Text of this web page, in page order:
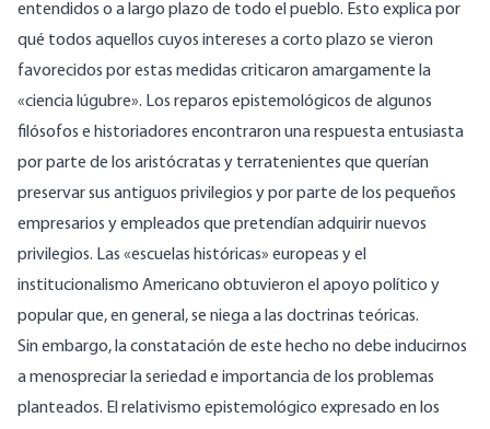
entendidos o a largo plazo de todo el pueblo. Esto explica por
qué todos aquellos cuyos intereses a corto plazo se vieron
favorecidos por estas medidas criticaron amargamente la
«ciencia lúgubre». Los reparos epistemológicos de algunos
filósofos e historiadores encontraron una respuesta entusiasta
por parte de los aristócratas y terratenientes que querían
preservar sus antiguos privilegios y por parte de los pequeños
empresarios y empleados que pretendían adquirir nuevos
privilegios. Las «escuelas históricas» europeas y el
institucionalismo Americano obtuvieron el apoyo político y
popular que, en general, se niega a las doctrinas teóricas.
Sin embargo, la constatación de este hecho no debe inducirnos
a menospreciar la seriedad e importancia de los problemas
planteados. El relativismo epistemológico expresado en los